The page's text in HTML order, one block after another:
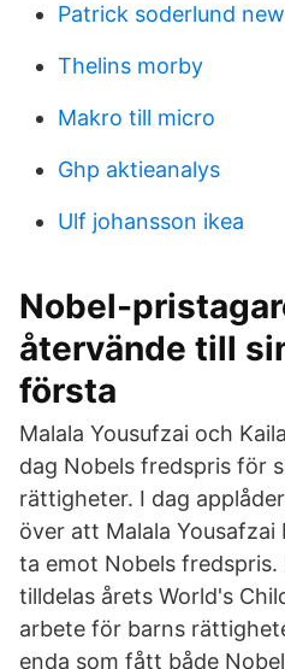
Patrick soderlund
Thelins morby
Makro till micro
Ghp aktieanalys
Ulf johansson ikea
Nobel-
återvände till
första
Malala Yousufzai och
dag Nobels fredspris för
rättigheter. I dag
över att Malala
ta emot Nobels fredspris.
tilldelas årets World's
arbete för barns
enda som fått både